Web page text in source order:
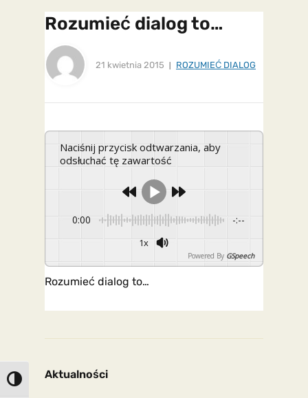
Toggle High Contrast
Rozumieć dialog to…
21 kwietnia 2015 ROZUMIEĆ DIALOG
Naciśnij przycisk odtwarzania, aby
odsłuchać tę zawartość
0:00 -:--
1x
Powered By GSpeech
Rozumieć dialog to…
Aktualności